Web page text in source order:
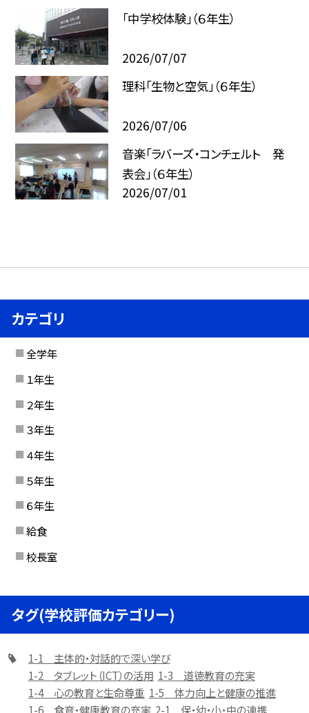
「中学校体験」（６年生）
2026/07/07
理科「生物と空気」（６年生）
2026/07/06
音楽「ラバーズ・コンチェルト 発
表会」（６年生）
2026/07/01
カテゴリ
全学年
１年生
２年生
３年生
４年生
５年生
６年生
給食
校長室
タグ(学校評価カテゴリー)
1-1 主体的・対話的で深い学び
1-2 タブレット（ICT）の活用 1-3 道徳教育の充実
1-4 心の教育と生命尊重 1-5 体力向上と健康の推進
1-6 食育・健康教育の充実 2-1 保・幼・小・中の連携